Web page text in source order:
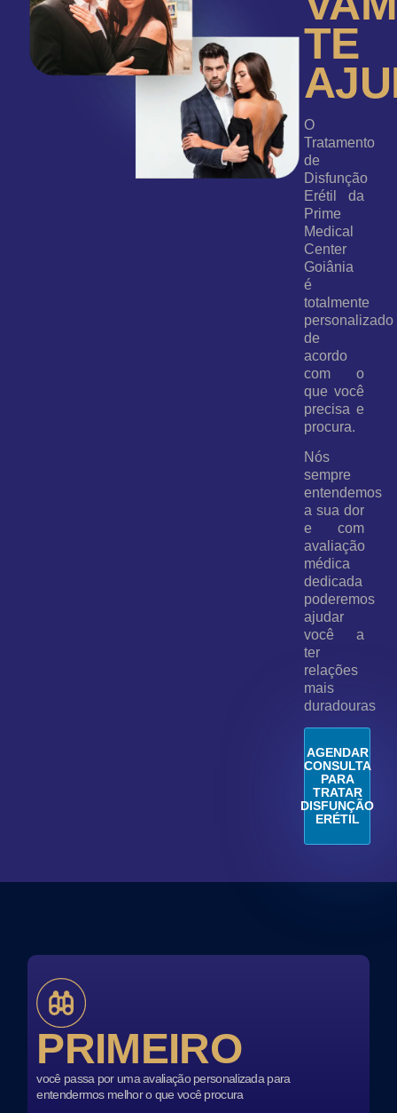
TE
O
Tratamento
de
Disfunção
Erétil da
Prime
Medical
Center
Goiânia
é
totalmente
personalizado
de
acordo
com o
que você
precisa e
procura.
Nós
sempre
entendemos
a sua dor
e com
avaliação
médica
dedicada
poderemos
ajudar
você a
ter
relações
mais
duradouras
AGENDAR
CONSULTA
PARA
TRATAR
DISFUNÇÃO
ERÉTIL
PRIMEIRO
você passa por uma avaliação personalizada para
entendermos melhor o que você procura